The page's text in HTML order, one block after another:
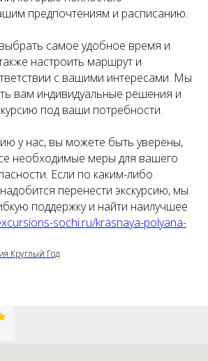
предпочтениям и расписанию.
самое удобное время и
настроить маршрут и
с вашими интересами. Мы
вам индивидуальные решения и
под ваши потребности.
у нас, вы можете быть уверены,
необходимые меры для вашего
Если по каким-либо
перенести экскурсию, мы
поддержку и найти наилучшее
sochi.ru/krasnaya-polyana-
Круглый Год